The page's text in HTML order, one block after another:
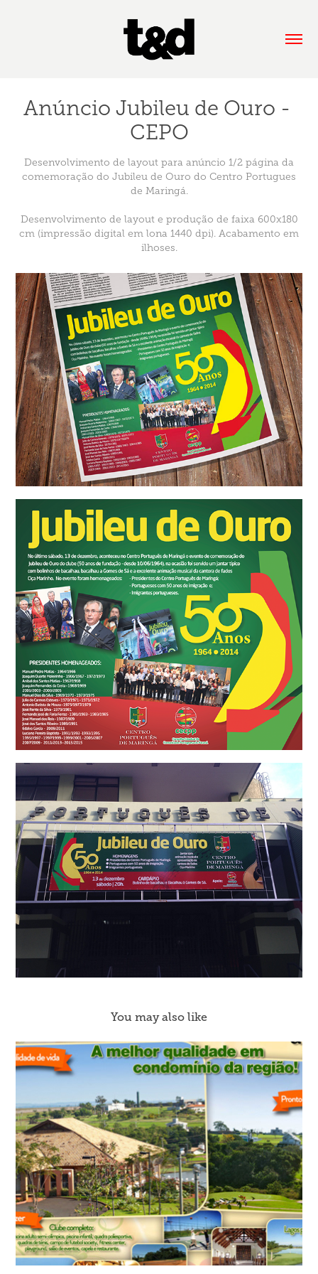
Anúncio Jubileu de Ouro -
CEPO
Desenvolvimento de layout para anúncio 1/2 página da
comemoração do Jubileu de Ouro do Centro Portugues
de Maringá.
Desenvolvimento de layout e produção de faixa 600x180
cm (impressão digital em lona 1440 dpi). Acabamento em
ilhoses.
You may also like